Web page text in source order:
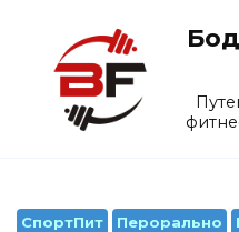
содержанию
СпортПит Перорально